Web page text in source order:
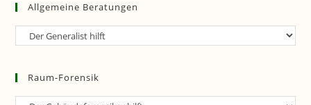
Allgemeine Beratungen
Allgemeine
Raum-Forensik